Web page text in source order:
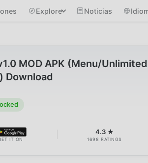
Explore Noticias
MOD APK (Menu/Unlimited
Download
IT ON
4.3 ★
1698 RATINGS